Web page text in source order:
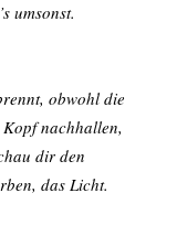
umsonst.
obwohl die
nachhallen,
dir den
das Licht.